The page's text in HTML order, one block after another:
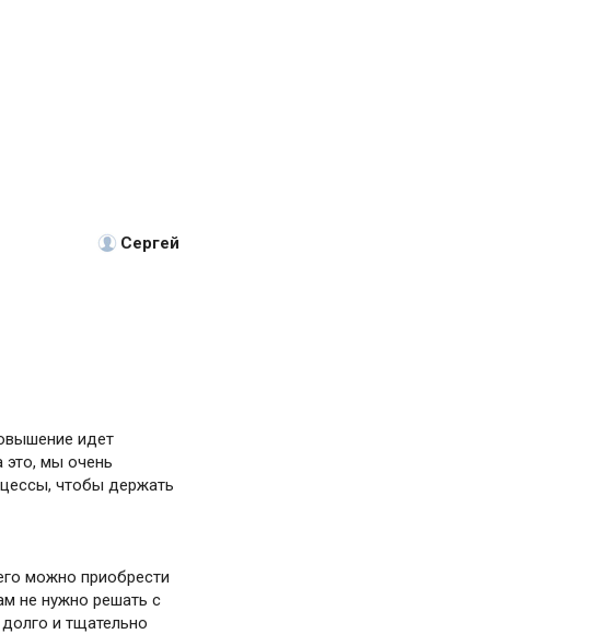
Сергей
идет
мы очень
чтобы держать
можно приобрести
не нужно решать с
и тщательно